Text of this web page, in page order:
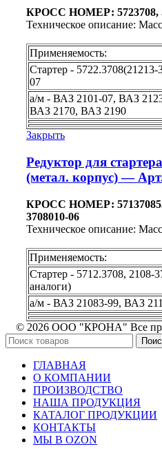
КРОСС НОМЕР: 5723708,
Техническое описание:
Применяемость:
Стартер -
07
а/м - ВАЗ 2101-07, ВАЗ
ВАЗ 2170, ВАЗ 2190
Закрыть
Редуктор для
(метал. корпус) —
КРОСС НОМЕР:
3708010-06
Техническое описание:
Применяемость:
Стартер - 5712.3708,
аналоги)
а/м - ВАЗ 21083-99, ВАЗ
© 2026 ООО "КРОНА" Все
ГЛАВНАЯ
О КОМПАНИИ
ПРОИЗВОДСТВО
НАША ПРОДУКЦИЯ
КАТАЛОГ ПРОДУКЦИИ
КОНТАКТЫ
МЫ В OZON